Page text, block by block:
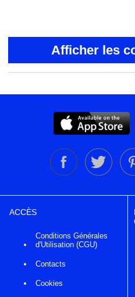
Afficher les
ACCÈS
Conditions Générales
d'Utilisation (CGU)
Contacts
Cookies